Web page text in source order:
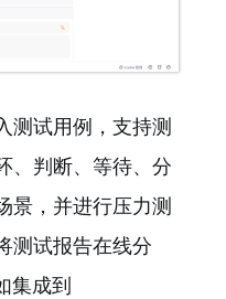
测试用例，支持测
、判断、等待、分
景，并进行压力测
测试报告在线分
集成到